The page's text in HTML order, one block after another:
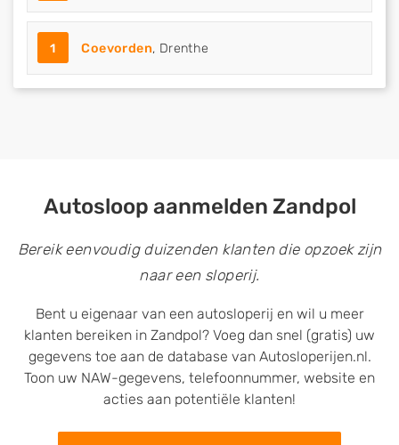
1 Coevorden, Drenthe
Autosloop aanmelden Zandpol
Bereik eenvoudig duizenden klanten die opzoek zijn
naar een sloperij.
Bent u eigenaar van een autosloperij en wil u meer
klanten bereiken in Zandpol? Voeg dan snel (gratis) uw
gegevens toe aan de database van Autosloperijen.nl.
Toon uw NAW-gegevens, telefoonnummer, website en
acties aan potentiële klanten!